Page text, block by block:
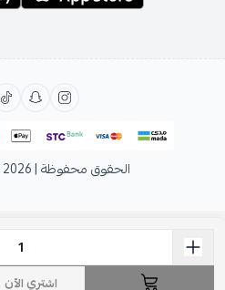
اشتري الآن
الحقوق محفوظة | 2026